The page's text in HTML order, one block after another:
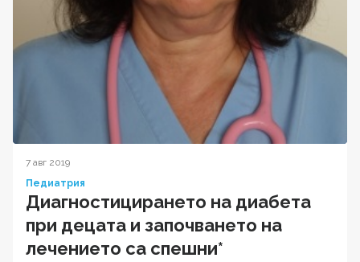
7 авг 2019
Педиатрия
Диагностицирането на диабета
при децата и започването на
лечението са спешни*